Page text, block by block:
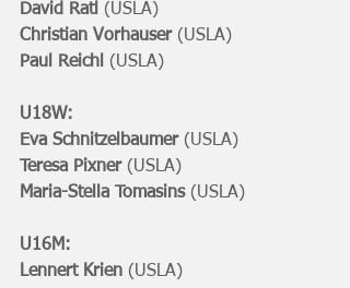
David Ratl (USLA)
Christian Vorhauser (USLA)
Paul Reichl (USLA)
U18W:
Eva Schnitzelbaumer (USLA)
Teresa Pixner (USLA)
Maria-Stella Tomasins (USLA)
U16M:
Lennert Krien (USLA)